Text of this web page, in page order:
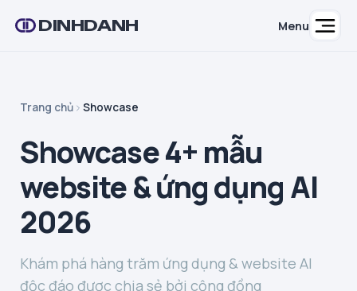
DINHDANH Menu
Trang chủ Showcase
Showcase 4+ mẫu
website & ứng dụng AI
2026
Khám phá hàng trăm ứng dụng & website AI
độc đáo được chia sẻ bởi cộng đồng